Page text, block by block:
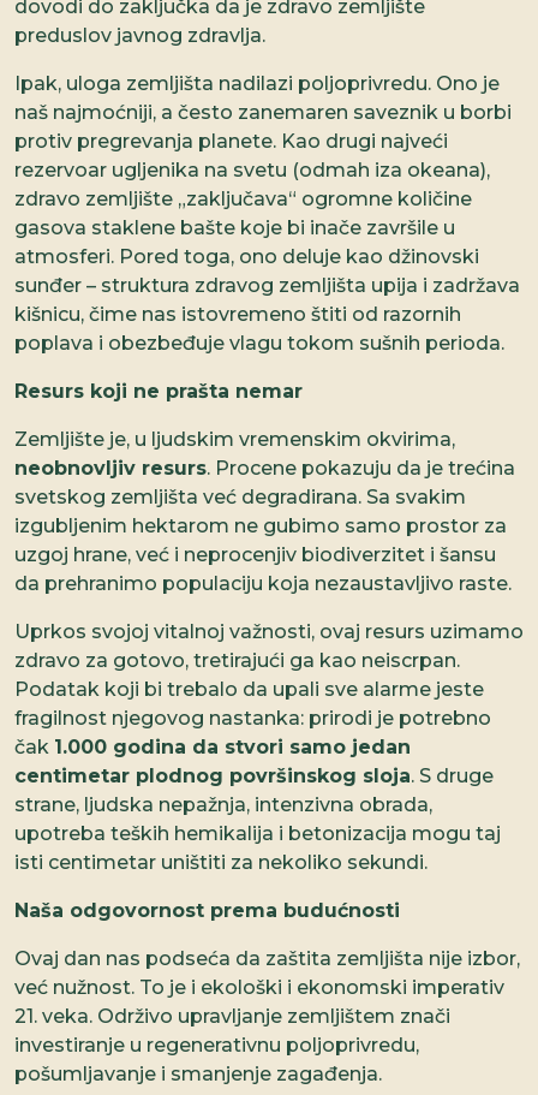
dovodi do zaključka da je zdravo zemljište
preduslov javnog zdravlja.
Ipak, uloga zemljišta nadilazi poljoprivredu. Ono je
naš najmoćniji, a često zanemaren saveznik u borbi
protiv pregrevanja planete. Kao drugi najveći
rezervoar ugljenika na svetu (odmah iza okeana),
zdravo zemljište „zaključava“ ogromne količine
gasova staklene bašte koje bi inače završile u
atmosferi. Pored toga, ono deluje kao džinovski
sunđer – struktura zdravog zemljišta upija i zadržava
kišnicu, čime nas istovremeno štiti od razornih
poplava i obezbeđuje vlagu tokom sušnih perioda.
Resurs koji ne prašta nemar
Zemljište je, u ljudskim vremenskim okvirima,
neobnovljiv resurs. Procene pokazuju da je trećina
svetskog zemljišta već degradirana. Sa svakim
izgubljenim hektarom ne gubimo samo prostor za
uzgoj hrane, već i neprocenjiv biodiverzitet i šansu
da prehranimo populaciju koja nezaustavljivo raste.
Uprkos svojoj vitalnoj važnosti, ovaj resurs uzimamo
zdravo za gotovo, tretirajući ga kao neiscrpan.
Podatak koji bi trebalo da upali sve alarme jeste
fragilnost njegovog nastanka: prirodi je potrebno
čak 1.000 godina da stvori samo jedan
centimetar plodnog površinskog sloja. S druge
strane, ljudska nepažnja, intenzivna obrada,
upotreba teških hemikalija i betonizacija mogu taj
isti centimetar uništiti za nekoliko sekundi.
Naša odgovornost prema budućnosti
Ovaj dan nas podseća da zaštita zemljišta nije izbor,
već nužnost. To je i ekološki i ekonomski imperativ
21. veka. Održivo upravljanje zemljištem znači
investiranje u regenerativnu poljoprivredu,
pošumljavanje i smanjenje zagađenja.